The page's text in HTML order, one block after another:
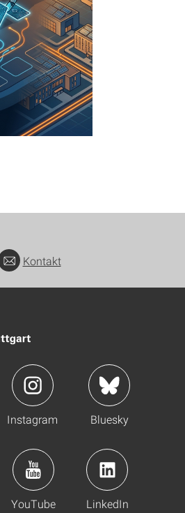
Kontakt
Instagram Bluesky
YouTube LinkedIn